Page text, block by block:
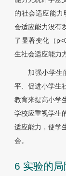
的社会适应能力
会适应能力没有
了显著变化（
生社会适应能力
加强小学生
平、促进小学生
教育来提高小学
学校应重视学生
适应能力，使学
会。
6 实验的